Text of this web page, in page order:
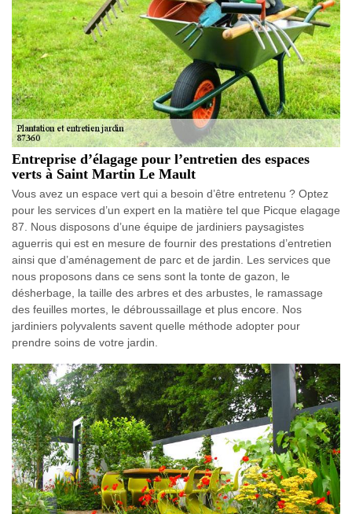
Entreprise d’élagage pour l’entretien des espaces
verts à Saint Martin Le Mault
Vous avez un espace vert qui a besoin d’être entretenu ? Optez
pour les services d’un expert en la matière tel que Picque elagage
87. Nous disposons d’une équipe de jardiniers paysagistes
aguerris qui est en mesure de fournir des prestations d’entretien
ainsi que d’aménagement de parc et de jardin. Les services que
nous proposons dans ce sens sont la tonte de gazon, le
désherbage, la taille des arbres et des arbustes, le ramassage
des feuilles mortes, le débroussaillage et plus encore. Nos
jardiniers polyvalents savent quelle méthode adopter pour
prendre soins de votre jardin.